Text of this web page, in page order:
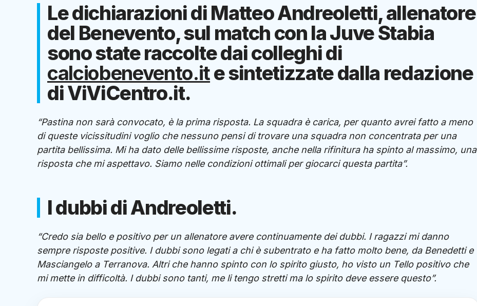
Le dichiarazioni di Matteo Andreoletti, allenatore
del Benevento, sul match con la Juve Stabia
sono state raccolte dai colleghi di
calciobenevento.ite sintetizzate dalla redazione
di ViViCentro.it.
“Pastina non sarà convocato, è la prima risposta. La squadra è carica, per quanto avrei fatto a meno
di queste vicissitudini voglio che nessuno pensi di trovare una squadra non concentrata per una
partita bellissima. Mi ha dato delle bellissime risposte, anche nella rifinitura ha spinto al massimo, una
risposta che mi aspettavo. Siamo nelle condizioni ottimali per giocarci questa partita”.
I dubbi di Andreoletti.
“Credo sia bello e positivo per un allenatore avere continuamente dei dubbi. I ragazzi mi danno
sempre risposte positive. I dubbi sono legati a chi è subentrato e ha fatto molto bene, da Benedetti e
Masciangelo a Terranova. Altri che hanno spinto con lo spirito giusto, ho visto un Tello positivo che
mi mette in difficoltà. I dubbi sono tanti, me li tengo stretti ma lo spirito deve essere questo”.